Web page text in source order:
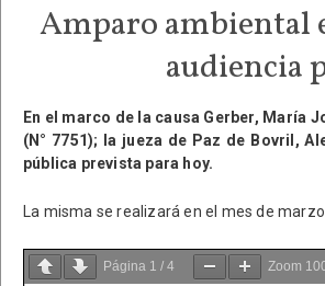
Amparo ambiental
audiencia
En el marco de la causa Gerber, María
(N° 7751); la jueza de Paz de Bovril,
pública prevista para hoy.
La misma se realizará en el mes de
Página 1 / 4 Zoom